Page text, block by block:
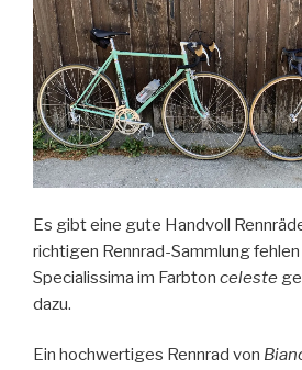
Es gibt eine gute Handvoll
richtigen Rennrad-Sammlung fehlen
Specialissima im Farbton celeste
dazu.
Ein hochwertiges Rennrad von